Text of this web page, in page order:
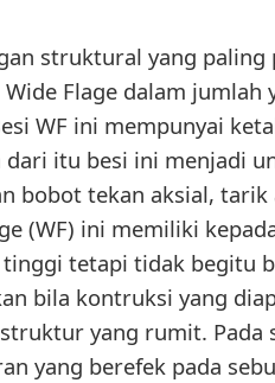
struktural yang
Flage dalam jumlah
WF ini mempunyai
itu besi ini menjadi
bobot tekan aksial,
(WF) ini memiliki
tetapi tidak begitu
bila kontruksi yang
yang rumit.
yang berefek pada